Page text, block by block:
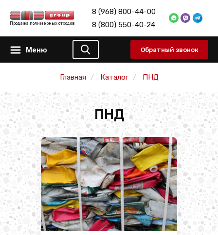
Продажа полимерных отходов
8 (968) 800-44-00
8 (800) 550-40-24
Меню Обратный звонок
Главная Каталог ПНД
ПНД